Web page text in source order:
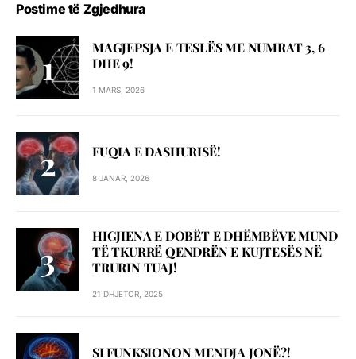
Postime të Zgjedhura
MAGJEPSJA E TESLËS ME NUMRAT 3, 6
DHE 9!
1 MARS, 2026
FUQIA E DASHURISË!
8 JANAR, 2026
HIGJIENA E DOBËT E DHËMBËVE MUND
TË TKURRË QENDRËN E KUJTESËS NË
TRURIN TUAJ!
21 DHJETOR, 2025
SI FUNKSIONON MENDJA JONË?!